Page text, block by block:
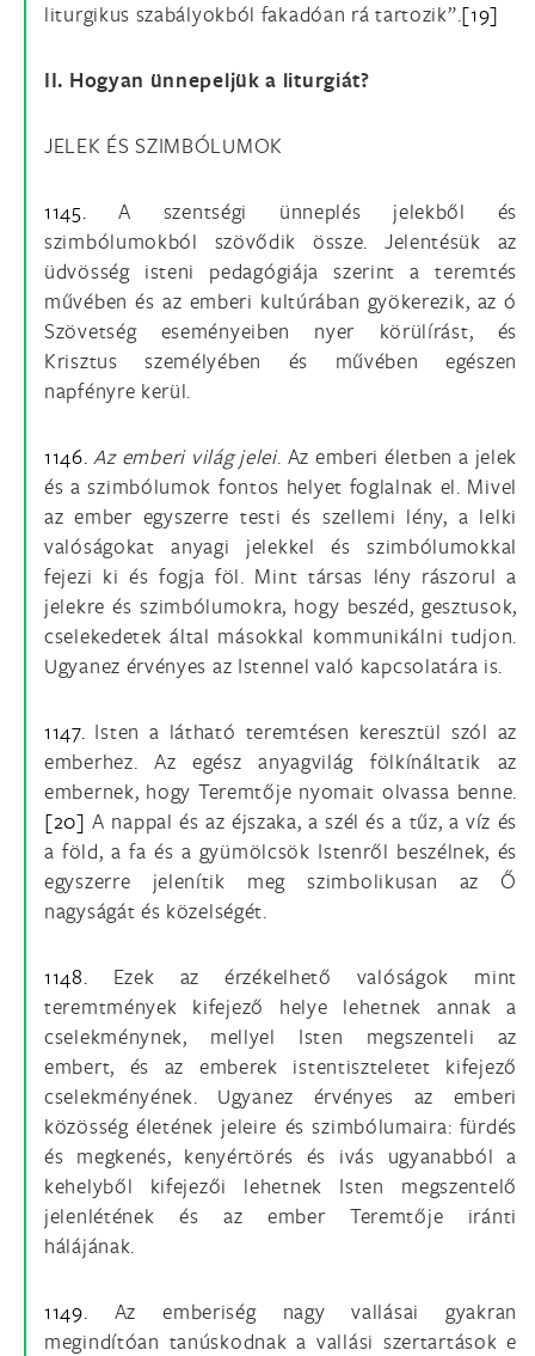
liturgikus szabályokból fakadóan rá tartozik”.[19]
II. Hogyan ünnepeljük a liturgiát?
JELEK ÉS SZIMBÓLUMOK
1145.A szentségi ünneplés jelekből és
szimbólumokból szövődik össze. Jelentésük az
üdvösség isteni pedagógiája szerint a teremtés
művében és az emberi kultúrában gyökerezik, az ó
Szövetség eseményeiben nyer körülírást, és
Krisztus személyében és művében egészen
napfényre kerül.
1146.Az emberi világ jelei. Az emberi életben a jelek
és a szimbólumok fontos helyet foglalnak el. Mivel
az ember egyszerre testi és szellemi lény, a lelki
valóságokat anyagi jelekkel és szimbólumokkal
fejezi ki és fogja föl. Mint társas lény rászorul a
jelekre és szimbólumokra, hogy beszéd, gesztusok,
cselekedetek által másokkal kommunikálni tudjon.
Ugyanez érvényes az Istennel való kapcsolatára is.
1147. Isten a látható teremtésen keresztül szól az
emberhez. Az egész anyagvilág fölkínáltatik az
embernek, hogy Teremtője nyomait olvassa benne.
[20] A nappal és az éjszaka, a szél és a tűz, a víz és
a föld, a fa és a gyümölcsök Istenről beszélnek, és
egyszerre jelenítik meg szimbolikusan az Ő
nagyságát és közelségét.
1148. Ezek az érzékelhető valóságok mint
teremtmények kifejező helye lehetnek annak a
cselekménynek, mellyel Isten megszenteli az
embert, és az emberek istentiszteletet kifejező
cselekményének. Ugyanez érvényes az emberi
közösség életének jeleire és szimbólumaira: fürdés
és megkenés, kenyértörés és ivás ugyanabból a
kehelyből kifejezői lehetnek Isten megszentelő
jelenlétének és az ember Teremtője iránti
hálájának.
1149. Az emberiség nagy vallásai gyakran
megindítóan tanúskodnak a vallási szertartások e